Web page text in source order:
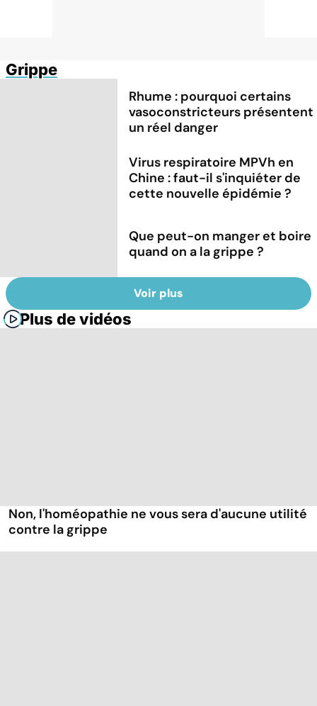
Grippe
Rhume : pourquoi certains
vasoconstricteurs présentent
un réel danger
Virus respiratoire MPVh en
Chine : faut-il s'inquiéter de
cette nouvelle épidémie ?
Que peut-on manger et boire
quand on a la grippe ?
Voir plus
Plus de vidéos
Non, l'homéopathie ne vous sera d'aucune utilité
contre la grippe